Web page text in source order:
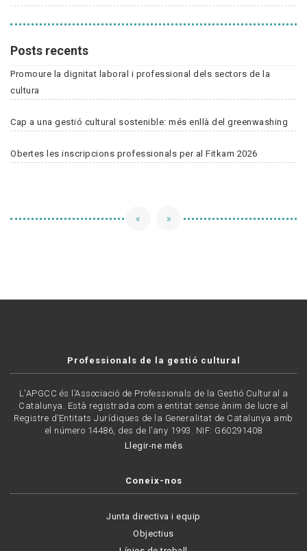
Posts recents
Promoure la dignitat laboral i professional dels sectors de la
cultura
Cap a una gestió cultural sostenible: més enllà del greenwashing
Obertes les inscripcions professionals per al Fitkam 2026
« »
Professionals de la gestió cultural
L'APGCC és l’Associació de Professionals de la Gestió Cultural a
Catalunya. Està registrada com a entitat sense ànim de lucre al
Registre d’Entitats Jurídiques de la Generalitat de Catalunya amb
el número 14486, des de l’any 1993. NIF: G60291408
Llegir-ne més
Coneix-nos
Junta directiva i equip
Objectius